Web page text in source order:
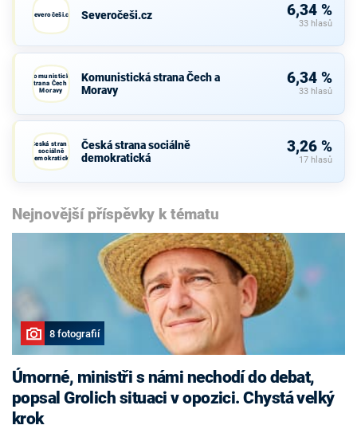
Severočeši.cz Severočeši.cz 6,34 %
33 hlasů
Komunistická
strana Čech a
Moravy
Komunistická strana Čech a
Moravy
6,34 %
33 hlasů
Česká strana
sociálně
demokratická
Česká strana sociálně
demokratická
3,26 %
17 hlasů
Nejnovější příspěvky k tématu
8 fotografií
Úmorné, ministři s námi nechodí do debat,
popsal Grolich situaci v opozici. Chystá velký
krok